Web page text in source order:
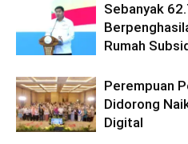
Sebanyak
Rumah
Perempuan
Didorong
Digital